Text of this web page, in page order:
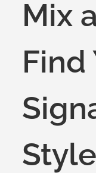
Mix
Find
Style